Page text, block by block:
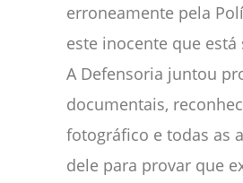
erroneamente pela
este inocente que
A Defensoria juntou
documentais,
fotográfico e todas as
dele para provar que